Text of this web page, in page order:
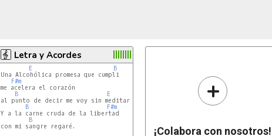
Letra y Acordes
E
B
Una Alcohólica promesa que cumpli
F#m
me acelera el corazón
B
E
al punto de decir me voy sin meditar
B
F#m
Y a la carne cruda de la libertad
B
con mi sangre regaré.
+
¡Colabora con nosotros!